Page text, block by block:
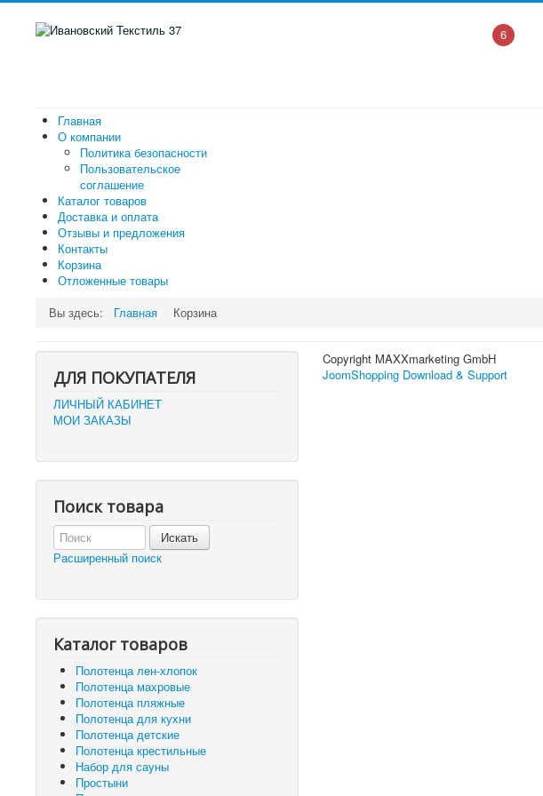
6
Главная
О компании
Политика безопасности
Пользовательское
соглашение
Каталог товаров
Доставка и оплата
Отзывы и предложения
Контакты
Корзина
Отложенные товары
Вы здесь:
Главная Корзина
ДЛЯ ПОКУПАТЕЛЯ
ЛИЧНЫЙ КАБИНЕТ
МОИ ЗАКАЗЫ
Поиск товара
Расширенный поиск
Каталог товаров
Полотенца лен-хлопок
Полотенца махровые
Полотенца пляжные
Полотенца для кухни
Полотенца детские
Полотенца крестильные
Набор для сауны
Простыни
Copyright MAXXmarketing GmbH
JoomShopping Download & Support